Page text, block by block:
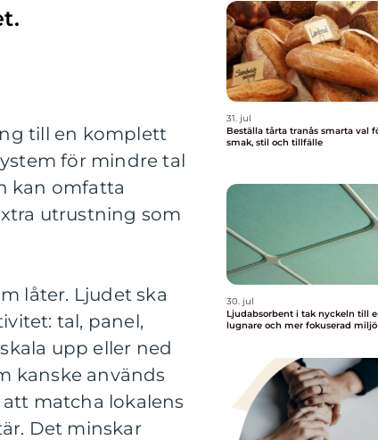
till en komplett
för mindre tal
kan omfatta
utrustning som
låter. Ljudet ska
tal, panel,
upp eller ned
kanske används
matcha lokalens
Det minskar
31. jul
Beställa tårta tranås smarta val för
smak, stil och tillfälle
30. jul
Ljudabsorbent i tak nyckeln till en
lugnare och mer fokuserad miljö